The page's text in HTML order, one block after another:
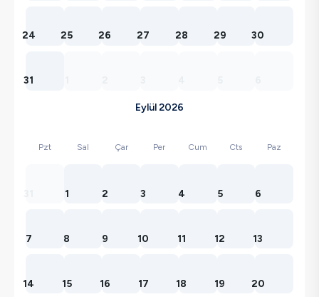
24 25 26 27 28 29 30
31
Eylül 2026
Pzt Sal Çar Per Cum Cts Paz
1 2 3 4 5 6
7 8 9 10 11 12 13
14 15 16 17 18 19 20